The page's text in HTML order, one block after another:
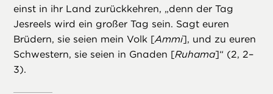
einst in ihr Land zurückkehren, „denn der Tag
Jesreels wird ein großer Tag sein. Sagt euren
Brüdern, sie seien mein Volk [Ammi], und zu euren
Schwestern, sie seien in Gnaden [Ruhama]“ (2, 2–
3).